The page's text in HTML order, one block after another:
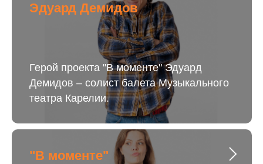
Эдуард Демидов
Герой проекта "В моменте" Эдуард
Демидов – солист балета Музыкального
театра Карелии.
"В моменте"